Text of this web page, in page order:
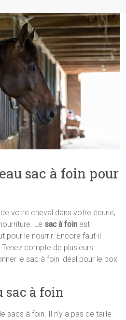
sac à foin pour
votre cheval dans votre écurie,
Le sac à foin est
pour le nourrir. Encore faut-il
compte de plusieurs
le sac à foin idéal pour le box
sac à foin
sacs à foin. Il n’y a pas de taille